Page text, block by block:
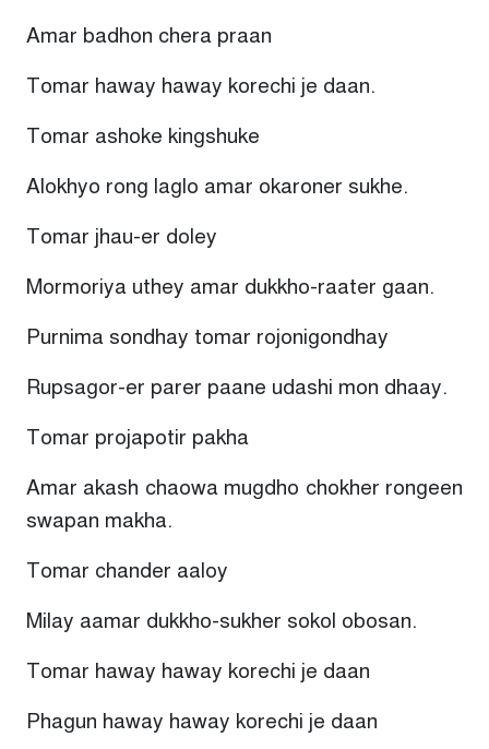
Amar badhon chera praan
Tomar haway haway korechi je daan.
Tomar ashoke kingshuke
Alokhyo rong laglo amar okaroner sukhe.
Tomar jhau-er doley
Mormoriya uthey amar dukkho-raater gaan.
Purnima sondhay tomar rojonigondhay
Rupsagor-er parer paane udashi mon dhaay.
Tomar projapotir pakha
Amar akash chaowa mugdho chokher rongeen
swapan makha.
Tomar chander aaloy
Milay aamar dukkho-sukher sokol obosan.
Tomar haway haway korechi je daan
Phagun haway haway korechi je daan